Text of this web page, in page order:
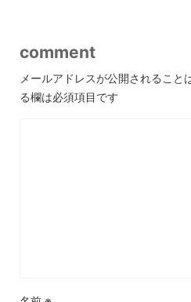
comment
メールアドレスが公開されること
る欄は必須項目です